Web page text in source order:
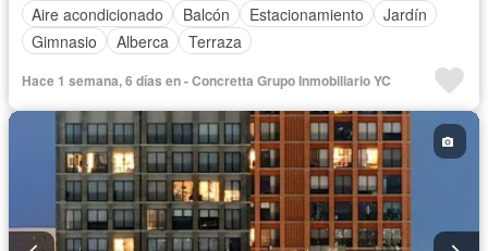
Aire acondicionado
Balcón Estacionamiento
Jardín
Gimnasio
Alberca Terraza
Hace 1 semana, 6 días en - Concretta Grupo Inmobiliario YC